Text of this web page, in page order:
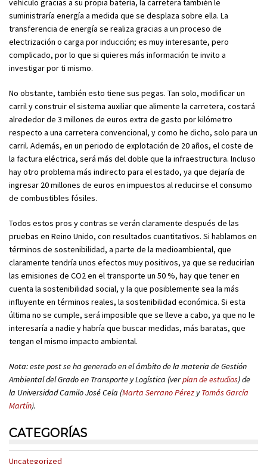
vehículo gracias a su propia batería, la carretera también le
suministraría energía a medida que se desplaza sobre ella. La
transferencia de energía se realiza gracias a un proceso de
electrización o carga por inducción; es muy interesante, pero
complicado, por lo que si quieres más información te invito a
investigar por ti mismo.
No obstante, también esto tiene sus pegas. Tan solo, modificar un
carril y construir el sistema auxiliar que alimente la carretera, costará
alrededor de 3 millones de euros extra de gasto por kilómetro
respecto a una carretera convencional, y como he dicho, solo para un
carril. Además, en un periodo de explotación de 20 años, el coste de
la factura eléctrica, será más del doble que la infraestructura. Incluso
hay otro problema más indirecto para el estado, ya que dejaría de
ingresar 20 millones de euros en impuestos al reducirse el consumo
de combustibles fósiles.
Todos estos pros y contras se verán claramente después de las
pruebas en Reino Unido, con resultados cuantitativos. Si hablamos en
términos de sostenibilidad, a parte de la medioambiental, que
claramente tendría unos efectos muy positivos, ya que se reducirían
las emisiones de CO2 en el transporte un 50 %, hay que tener en
cuenta la sostenibilidad social, y la que posiblemente sea la más
influyente en términos reales, la sostenibilidad económica. Si esta
última no se cumple, será imposible que se lleve a cabo, ya que no le
interesaría a nadie y habría que buscar medidas, más baratas, que
tengan el mismo impacto ambiental.
Nota: este post se ha generado en el ámbito de la materia de Gestión
Ambiental del Grado en Transporte y Logística (verplan de estudios) de
la Universidad Camilo José Cela (Marta Serrano Pérez yTomás García
Martín).
CATEGORÍAS
Uncategorized